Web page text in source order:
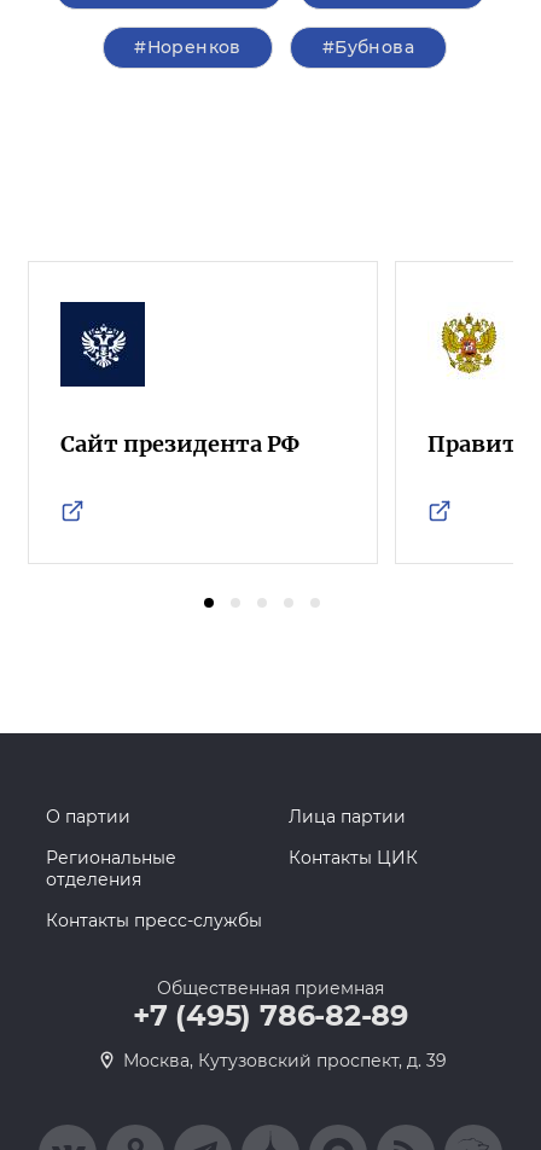
#Норенков #Бубнова
Сайт президента РФ
О партии
Лица партии
Региональные
отделения
Контакты ЦИК
Контакты пресс-службы
Общественная приемная
+7 (495) 786-82-89
Москва, Кутузовский проспект, д. 39